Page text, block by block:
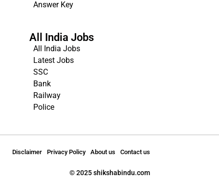
Answer Key
All India Jobs
All India Jobs
Latest Jobs
SSC
Bank
Railway
Police
Disclaimer Privacy Policy About us Contact us
© 2025 shikshabindu.com